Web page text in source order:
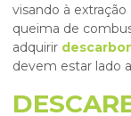
visando à
queima de
adquirir
devem estar lado